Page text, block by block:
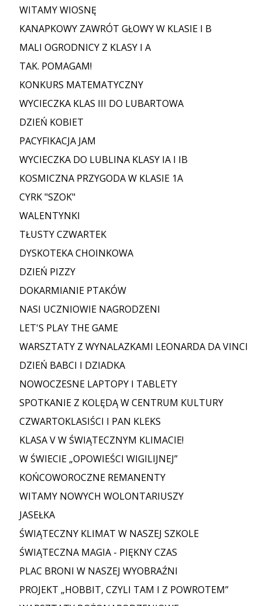
WITAMY WIOSNĘ
KANAPKOWY ZAWRÓT GŁOWY W KLASIE I B
MALI OGRODNICY Z KLASY I A
TAK. POMAGAM!
KONKURS MATEMATYCZNY
WYCIECZKA KLAS III DO LUBARTOWA
DZIEŃ KOBIET
PACYFIKACJA JAM
WYCIECZKA DO LUBLINA KLASY IA I IB
KOSMICZNA PRZYGODA W KLASIE 1A
CYRK "SZOK"
WALENTYNKI
TŁUSTY CZWARTEK
DYSKOTEKA CHOINKOWA
DZIEŃ PIZZY
DOKARMIANIE PTAKÓW
NASI UCZNIOWIE NAGRODZENI
LET'S PLAY THE GAME
WARSZTATY Z WYNALAZKAMI LEONARDA DA VINCI
DZIEŃ BABCI I DZIADKA
NOWOCZESNE LAPTOPY I TABLETY
SPOTKANIE Z KOLĘDĄ W CENTRUM KULTURY
CZWARTOKLASIŚCI I PAN KLEKS
KLASA V W ŚWIĄTECZNYM KLIMACIE!
W ŚWIECIE „OPOWIEŚCI WIGILIJNEJ”
KOŃCOWOROCZNE REMANENTY
WITAMY NOWYCH WOLONTARIUSZY
JASEŁKA
ŚWIĄTECZNY KLIMAT W NASZEJ SZKOLE
ŚWIĄTECZNA MAGIA - PIĘKNY CZAS
PLAC BRONI W NASZEJ WYOBRAŹNI
PROJEKT „HOBBIT, CZYLI TAM I Z POWROTEM”